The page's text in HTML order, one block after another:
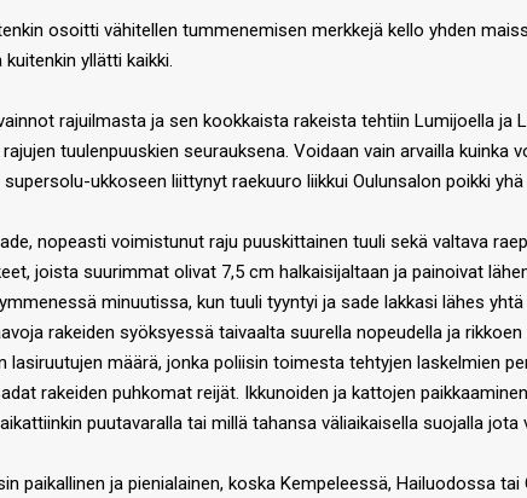
osoitti vähitellen tummenemisen merkkejä kello yhden
yllätti kaikki.
rajuilmasta ja sen kookkaista rakeista tehtiin Lumijoella ja
tuulenpuuskien seurauksena. Voidaan vain arvailla
ukkoseen liittynyt raekuuro liikkui Oulunsalon poikki
nopeasti voimistunut raju puuskittainen tuuli sekä valtava
joista suurimmat olivat 7,5 cm halkaisijaltaan ja painoivat
minuutissa, kun tuuli tyyntyi ja sade lakkasi lähes
rakeiden syöksyessä taivaalta suurella nopeudella ja
lasiruutujen määrä, jonka poliisin toimesta tehtyjen laskelmien
rakeiden puhkomat reijät. Ikkunoiden ja kattojen
puutavaralla tai millä tahansa väliaikaisella suojalla jota
paikallinen ja pienialainen, koska Kempeleessä, Hailuodossa